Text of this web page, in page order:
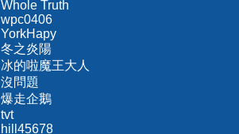
Whole Truth
wpc0406
YorkHapy
冬之炎陽
冰的啦魔王大人
沒問題
爆走企鵝
tvt
hill45678